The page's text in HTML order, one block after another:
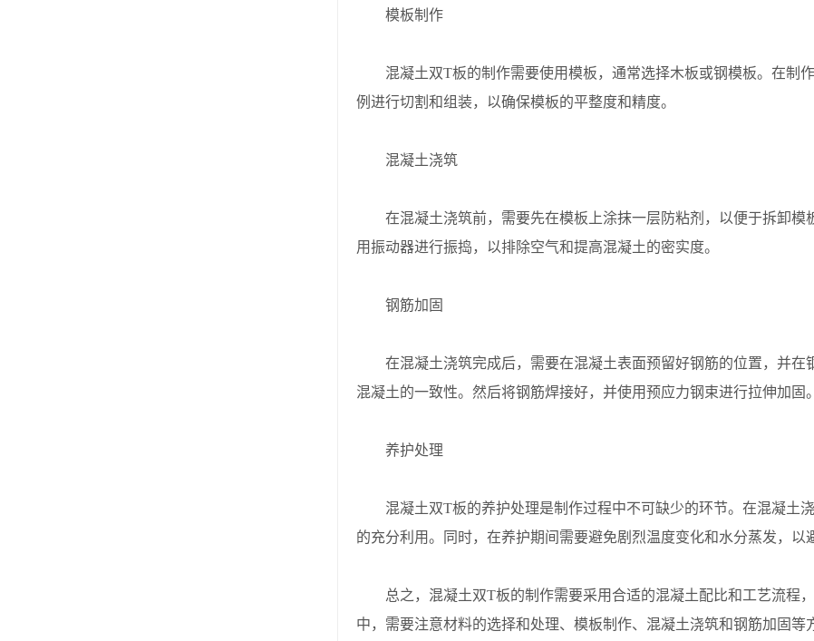
模板制作
混凝土双T板的制作需要使用模板，通常选择木板或钢模板。在制
例进行切割和组装，以确保模板的平整度和精度。
混凝土浇筑
在混凝土浇筑前，需要先在模板上涂抹一层防粘剂，以便于拆卸模
用振动器进行振捣，以排除空气和提高混凝土的密实度。
钢筋加固
在混凝土浇筑完成后，需要在混凝土表面预留好钢筋的位置，并在
混凝土的一致性。然后将钢筋焊接好，并使用预应力钢束进行拉伸加固。
养护处理
混凝土双T板的养护处理是制作过程中不可缺少的环节。在混凝土
的充分利用。同时，在养护期间需要避免剧烈温度变化和水分蒸发，以
总之，混凝土双T板的制作需要采用合适的混凝土配比和工艺流程
中，需要注意材料的选择和处理、模板制作、混凝土浇筑和钢筋加固